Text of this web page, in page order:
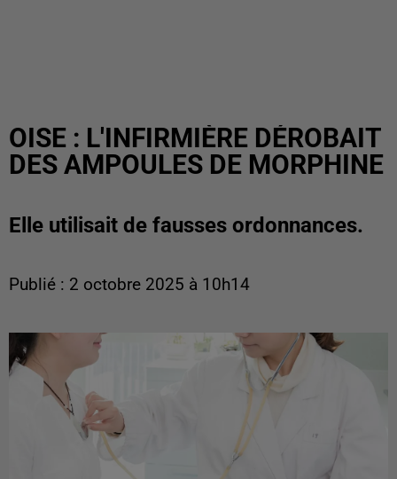
OISE : L'INFIRMIÈRE DÉROBAIT
DES AMPOULES DE MORPHINE
Elle utilisait de fausses ordonnances.
Publié : 2 octobre 2025 à 10h14